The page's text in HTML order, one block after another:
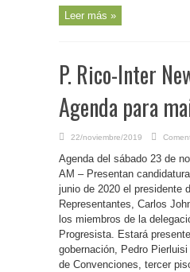
Leer más »
P. Rico-Inter
Agenda para
22/noviembre/2019
Agenda del sábado 23 de
AM – Presentan
junio de 2020 el presidente
Representantes, Carlos
los miembros de la
Progresista. Estará
gobernación, Pedro
de Convenciones, tercer